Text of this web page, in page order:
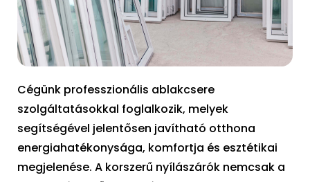
Cégünk professzionális ablakcsere
szolgáltatásokkal foglalkozik, melyek
segítségével jelentősen javítható otthona
energiahatékonysága, komfortja és esztétikai
megjelenése. A korszerű nyílászárók nemcsak a